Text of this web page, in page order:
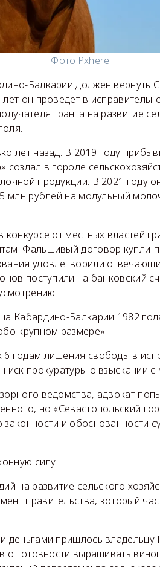
Фото:Pxhere
Балкарии должен
он проведёт в
гранта на развитие
лет назад. В 2019 году
создал в городе
продукции. В 2021 году
млн рублей на модульный
от местных властей
Фальшивый договор купли-
удовлетворили
поступили на банковский
Кабардино-Балкарии 1982
крупном размере».
годам лишения свободы в
иск прокуратуры о взыскании
ведомства, адвокат
но «Севастопольский
и обоснованности
силу.
на развитие сельского
правительства, который
деньгами пришлось владельцу
о готовности выращивать